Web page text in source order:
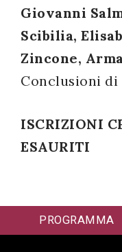
Giovanni
Scibilia,
Zincone,
Conclusioni di
ISCRIZIONI
ESAURITI
PROGRAMMA